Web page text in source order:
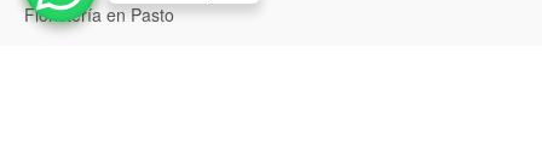
Floristería en Pasto